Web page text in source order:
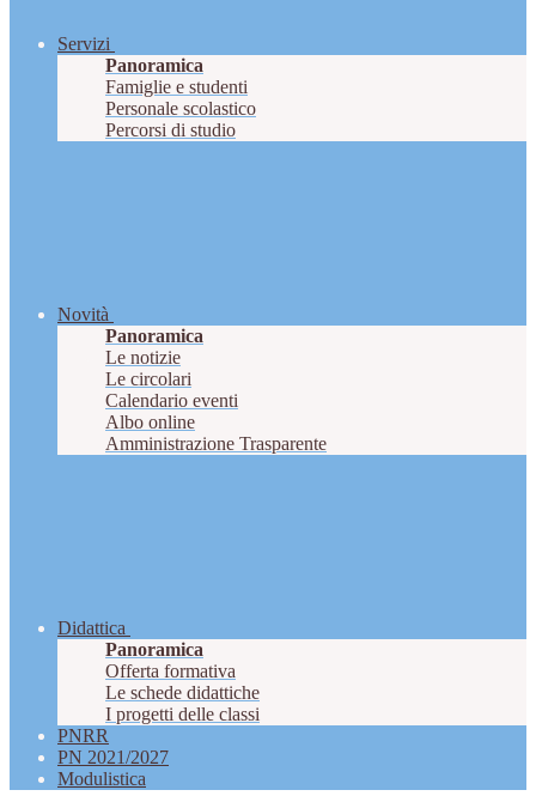
Servizi
Panoramica
Famiglie e studenti
Personale scolastico
Percorsi di studio
Novità
Panoramica
Le notizie
Le circolari
Calendario eventi
Albo online
Amministrazione Trasparente
Didattica
Panoramica
Offerta formativa
Le schede didattiche
I progetti delle classi
PNRR
PN 2021/2027
Modulistica